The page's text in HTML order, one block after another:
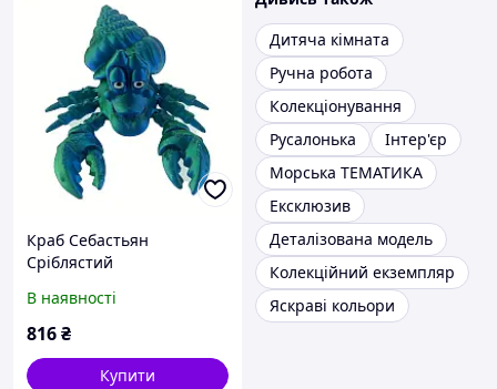
Краб Себастьян
Сріблястий
В наявності
816₴
Купити
Дитяча кімната
Ручна робота
Колекціонування
Русалонька
Інтер'єр
Морська ТЕМАТИКА
Ексклюзив
Деталізована модель
Колекційний екземпляр
Яскраві кольори